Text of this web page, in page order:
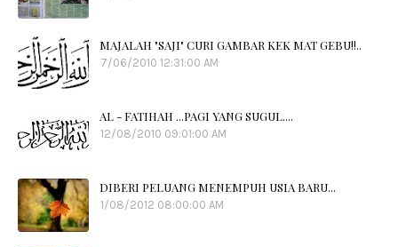
MAJALAH "SAJI" CURI GAMBAR KEK MAT GEBU!!..
7/06/2010 12:31:00 AM
AL - FATIHAH ...PAGI YANG SUGUL....
12/08/2010 09:01:00 AM
DIBERI PELUANG MENEMPUH USIA BARU...
1/08/2012 08:00:00 AM